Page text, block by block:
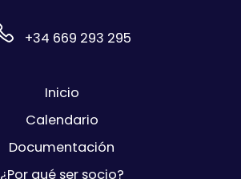
+34 669 293 295
Inicio
Calendario
Documentación
¿Por qué ser socio?